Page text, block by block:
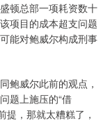
顿总部一项耗资数十
项目的成本超支问题
能对鲍威尔构成刑事
威尔此前的观点，
题上施压的“借
提，那就太糟糕了，